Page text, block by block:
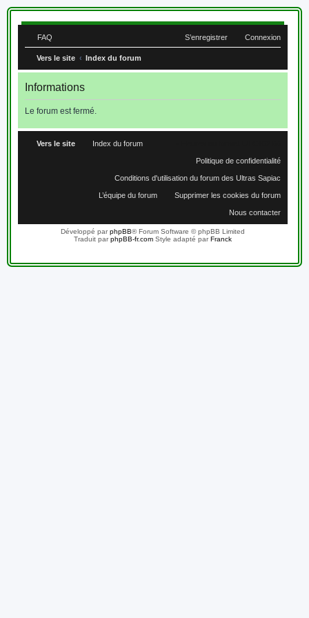
FAQ Connexion
S’enregistrer
Vers le site Index du forum
Informations
Le forum est fermé.
Vers le site Index du forum
Politique de confidentialité
Conditions d'utilisation du forum des Ultras Sapiac
Supprimer les cookies du forum
L’équipe du forum
Nous contacter
Développé parphpBB® Forum Software © phpBB Limited
Traduit parphpBB-fr.comStyle adapté parFranck